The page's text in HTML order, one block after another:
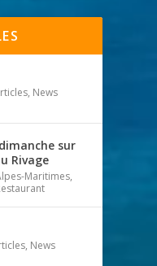
, News
sur
Rivage
Maritimes,
, News